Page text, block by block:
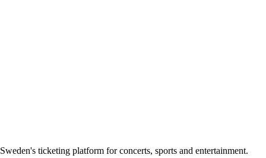
Sweden's ticketing platform for concerts, sports and entertainment.